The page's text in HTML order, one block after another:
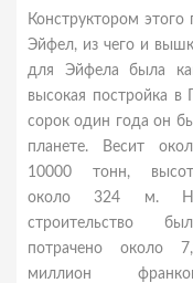
Конструктором этого
Эйфел, из чего и
для Эйфела была
высокая постройкa
сорок один года он
планете.
Весит
10000 тонн,
около 324 м.
строительство
потрачено около
миллион